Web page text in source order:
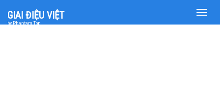
Toggle
GIAI ĐIỆU VIỆT
by Phantam Top